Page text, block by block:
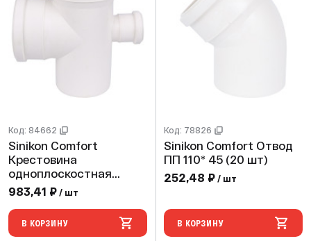
Код: 84662
Sinikon Comfort
Крестовина
одноплоскостная
983,41 ₽ / шт
В КОРЗИНУ
Код: 78826
Sinikon Comfort Отвод
ПП 110* 45 (20 шт)
252,48 ₽ / шт
В КОРЗИНУ